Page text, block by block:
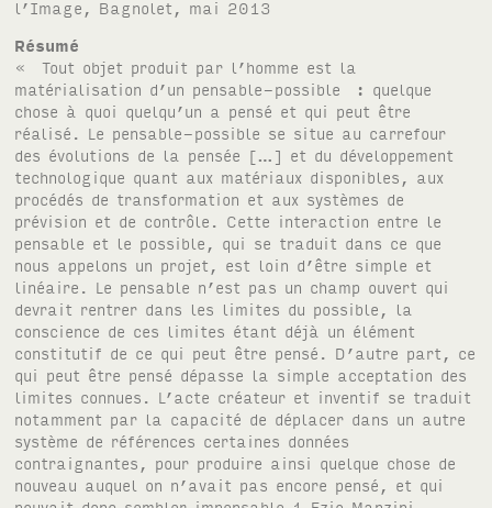
l’Image, Bagnolet, mai 2013
Résumé
« Tout objet produit par l’homme est la matérialisation d’un pensable-possible : quelque chose à quoi quelqu’un a pensé et qui peut être réalisé. Le pensable-possible se situe au carrefour des évolutions de la pensée […] et du développement technologique quant aux matériaux disponibles, aux procédés de transformation et aux systèmes de prévision et de contrôle. Cette interaction entre le pensable et le possible, qui se traduit dans ce que nous appelons un projet, est loin d’être simple et linéaire. Le pensable n’est pas un champ ouvert qui devrait rentrer dans les limites du possible, la conscience de ces limites étant déjà un élément constitutif de ce qui peut être pensé. D’autre part, ce qui peut être pensé dépasse la simple acceptation des limites connues. L’acte créateur et inventif se traduit notamment par la capacité de déplacer dans un autre système de références certaines données contraignantes, pour produire ainsi quelque chose de nouveau auquel on n’avait pas encore pensé, et qui pouvait donc sembler impensable 1 Ezio Manzini, introduction à La Matière de l’Invention (1986), Paris, Centre Georges Pompidou, coll. Inventaire, 1989, p. 14.. » Si le graphisme est la « manière de représenter le langage par l’écriture 2 Définition de 1875. Citée dans : Alain Rey (dir.), Dictionnaire historique de la langue française, Paris, Robert, 2011. », qu’en est-il de l’écriture de cette discipline ? Des structures éditoriales comme B42 3 http://www.editions-b42.com, Ypsilon 4 http://ypsilonediteur.com ou The Shelf Company 5 http://www.theshelf.fr, des initiatives comme Graphisme en France6 http://www.cnap.graphismeenfrance.fr ou des évènements comme Les Rencontres de Lure 7 http://delure.org témoignent, à l’échelle française, d’un intérêt soutenu pour les enjeux théoriques et techniques du design graphique. Cette « manie d’écrire 8 Alain Rey, op. cit. » est-elle pour autant cultivée chez les professionnels de la profession ? Rien n’est moins sûr. Au-delà de l’inévitable côté « entre-soi » des critiques, les contraintes économiques et le temps qui s’y échappe ne favorisent pas l’élargissement des limites de « ce qui peut être pensé 9 Ezio Manzini, op. cit. ». Le projet d’un recueil d’articles rédigés par des étudiants en design graphique permet de développer quelques réflexions sur la notion d’école comme lieu de distance critique. Un exercice critique Ce livre est constitué de textes rédigés par des étudiants engagés en première année de « Mastère Design Graphique » à La Fonderie de l’Image, une école où le visible est interrogé à chaque strate diplômante. Particularité de cet établissement : les élèves sont employés « en alternance » environ deux semaines sur trois dans des agences de communication (édition, web, vidéo, etc.). Dès lors, il est vain de chercher à imiter des conditions professionnelles. L’exercice critique apparaît comme un contrepoint nécessaire vis-à-vis des réalités des métiers. Emprunté à Catherine de Smet, l’appel « pour une critique du design graphique 10 Catherine de Smet, Pour une critique du design graphique. Dix-huit essais, Valence, B42, 2012. » vise à prendre conscience de l’importance et de l’urgence d’une pensée de cette discipline aux frontières problématiques. La méthode d’écriture se réinvente à chaque objet d’étude, même si des principes propres à toute recherche peuvent se dégager : tracer l’histoire des formes, être attentif aux spécificités techniques, comprendre les enjeux commerciaux, articuler des niveaux de discours hétérogènes, construire des liens logiques entre des auteurs d’époques et de disciplines différentes, référencer précisément ses sources, etc. Le style d’écriture, également, peut se designer. Imaginons des articles alternant fictions, analyses historiques, concepts philosophiques, anthropologiques ou psychanalytiques, encarts techniques, entretiens, etc. La critique en design se doit de penser les formes possibles de son expression. L’école comme lieu du commun Ce travail de base sur le langage, la façon dont les projets de design graphique se construisent et se montrent, est essentiel. Dans le langage courant, nous entendons nombre d’expressions qui traduisent, pour peu qu’on les interroge, des réalités problématiques. Il s’agit d’éprouver « la capacité de déplacer 11 Ezio Manzini, op. cit. » des formes et des discours installés parmi nous. Comme le souligne Ezio Manzini, le spectre de la pensée est à la fois facteur des données de l’époque et de ce que l’on entreprend pour les dépasser. Travailler le champ du pensable permet de multiplier les possibles. La tâche du designer serait alors de s’affranchir de ses obligations immédiates pour pouvoir « produire [de] l’impensable ». Paradoxalement, la retraite de l’économique permettrait de rédimer 12 Du latin redimere : Racheter une faute, s’affranchir d’une obligation. l’activité de projet. L’école peut-elle être l’occasion d’un tel affranchissement ? Il faut tout d’abord séparer le lieu physique de l’activité de libre pensée (skholê). Cette distinction permet de formuler une échappée à l’administration de nos existences. Libérée des objectifs de rentabilité, l’école, au sens fort, est un temps du recul. Alors que les designers n’investissent que trop rarement les textes relatifs à leurs objets 13 Catherine Geel, « L’ordre sans qualité. Du décor et de la décoration », dans : Fresh Theory, tome 1, Paris, Léo Scheer, 2005, p. 97-113., l’école peut montrer l’exemple afin de combattre, si besoin, les accusations formulées à son encontre – ce supposé éloignement quant à un monde (plus) « réel ». Cette inquiétude n’est-elle pas précisément le signe qu’un déplacement a lieu ? N’est-ce pas le propre de l’école que de produire des situations professionnelles nouvelles, qui ne sont précisément pas celles de l’époque ? Le travail scolaire se doit d’errer, de questionner, de rater (quel meilleur endroit pour expérimenter l’erreur que l’école ?). L’injonction à former des êtres immédiatement adaptables ne vise-t-elle pas au fond à nier la possibilité d’un avenir fondamentalement inconnu, au profit d’un devenir prévisible dans tous ses aspects ? Cet « impératif utopique 14 Alain Fleischer, L’impératif utopique. Souvenirs d’un pédagogue, Paris, Galaade, coll. Essais, 2012. » se heurte bien entendu à des réalités pratiques. Le texte de Manzini rappelle que le projet, l’activité de projection, se construit à la fois avec et contre les « systèmes de prévision et de contrôle ». Pour autant, cette mise à distance ne saurait s’apparenter à un retrait du faire. Comme le rappelle Manzini, « tout objet produit par l’homme est [une] matérialisation », entendue au sens physique et mental. Cessons d’opposer la pratique et la théorie ; la théorie se pratique et une pratique non pensée ne conduit qu’à une « acceptation des limites [déjà] connues ». Manifester ces limites, les faire apparaître, c’est déjà faire projet, c’est voir au-delà de ce qui est immédiatement possible. Pour ces raisons, il s’agit moins de penser le temps scolaire en termes de « formation » que « d’instruction », dont l’étymologie latine (struere) « munir, outiller, équiper, disposer par couches » indique l’élaboration d’outils permettant une émancipation de conditions initiales. D’autre part, l’école (cette fois pensée comme un principe d’organisation physique et temporel) peut permettre, lorsque les conditions sont réunies, de produire en commun. L’interaction de systèmes de références différents invite à réfléchir dans des cadres qui ne sont pas initialement les siens. Un objet éditorial ouvert Le titre « Secousses », choisi et assumé par les étudiants pour les tables-rondes et le recueil, nous semble recouper l’idée de déplacement indiquée précédemment. Ce « mouvement en avant », imprimé avec ardeur, invite à bousculer les idées reçues. Espérons qu’une telle énergie saura se retrouver au sein des différentes entrées du livre, préludes à des questionnements qui pourront être développés dans les mémoires de recherche de deuxième année. La division en cinq chapitres : « De l’écriture », « De l’imprimé », « Des écrans », « De l’espace public » et « Du quotidien » démontre la diversité des objets d’étude. Si le graphisme est affaire d’écriture, les supports d’activation de ces signes sont multiples et complexes : des signalétiques de métro aux mèmes numériques, des mutations de l’imprimé aux agrégateurs RSS, des tablettes numériques pour enfants aux gifs animés, des transformations des espaces de vente au graphisme « engagé », des marronniers du graphisme culturel aux emballages de jeux vidéo et pochettes de disque. Le champ ainsi traversé dessine un paysage graphique qui dit quelque chose des préoccupations de l’époque. La rédaction des articles s’est étalée sur six mois, le temps de relire, corriger et réécrire 15 Les articles ont été suivis par Anthony Masure, Adeline Goyet et Perrine Rousselet.. Ces textes ont été pensés dans le contexte d’une journée de tables-rondes autour du graphisme, qui aura lieu le 1 er juin 2013 à la Fonderie de l’Image en présence de quatre invités aux disciplines diverses 16 La première édition des tables-rondes, organisée par les Mastères Design Graphique deuxième année, a réuni le 9 février 2013 Alexandre Saint-Jevin (psychanalyste), Morgane Rébulard (typographe), Julien Priez (typographe) et Annick Lantenois (critique).. Ce moment d’échange est organisé par les étudiants du début à la fin (choix des intervenants, communication, modération, éditorialisation). Le recueil des articles permet ainsi de créer une base consultable par tous avant les discussions. Chacun pourra l’acheter en ligne (impression à la demande 17 Inspiré en cela du livre Questions/Questions, initié par Charlotte Cheetham et Samuel Bonnet en 2011. Site web du projet : http://questionsslashquestions.tumblr.com. Ce recueil n’est, à ma connaissance, pas disponible en PDF.) et télécharger librement le PDF (placé